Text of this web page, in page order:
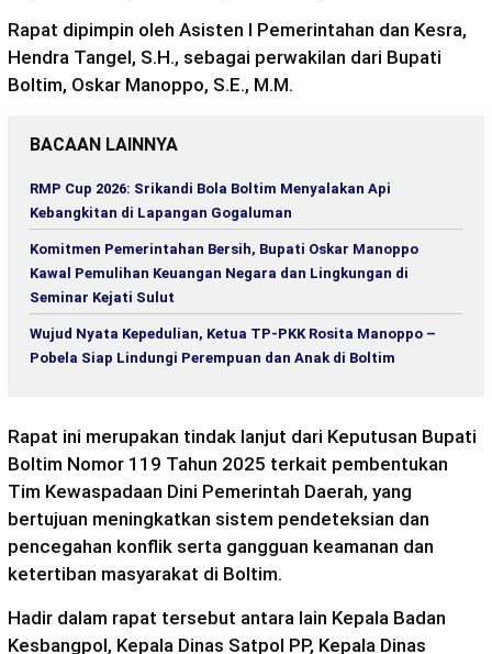
Rapat dipimpin oleh Asisten I Pemerintahan dan Kesra,
Hendra Tangel, S.H., sebagai perwakilan dari Bupati
Boltim, Oskar Manoppo, S.E., M.M.
BACAAN LAINNYA
RMP Cup 2026: Srikandi Bola Boltim Menyalakan Api
Kebangkitan di Lapangan Gogaluman
Komitmen Pemerintahan Bersih, Bupati Oskar Manoppo
Kawal Pemulihan Keuangan Negara dan Lingkungan di
Seminar Kejati Sulut
Wujud Nyata Kepedulian, Ketua TP-PKK Rosita Manoppo –
Pobela Siap Lindungi Perempuan dan Anak di Boltim
Rapat ini merupakan tindak lanjut dari Keputusan Bupati
Boltim Nomor 119 Tahun 2025 terkait pembentukan
Tim Kewaspadaan Dini Pemerintah Daerah, yang
bertujuan meningkatkan sistem pendeteksian dan
pencegahan konflik serta gangguan keamanan dan
ketertiban masyarakat di Boltim.
Hadir dalam rapat tersebut antara lain Kepala Badan
Kesbangpol, Kepala Dinas Satpol PP, Kepala Dinas